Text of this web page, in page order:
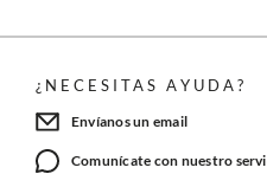
¿NECESITAS AYUDA?
Envíanos un email
Comunícate con nuestro